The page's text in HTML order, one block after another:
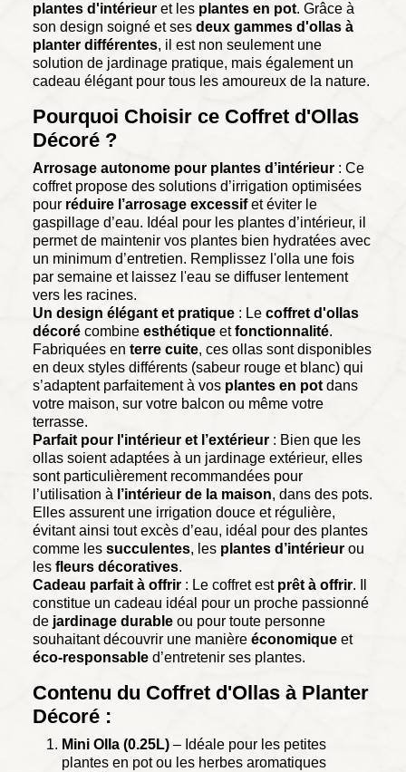
plantes d'intérieur et les plantes en pot. Grâce à
son design soigné et ses deux gammes d'ollas à
planter différentes, il est non seulement une
solution de jardinage pratique, mais également un
cadeau élégant pour tous les amoureux de la nature.
Pourquoi Choisir ce Coffret d'Ollas
Décoré ?
Arrosage autonome pour plantes d’intérieur : Ce
coffret propose des solutions d’irrigation optimisées
pour réduire l’arrosage excessifet éviter le
gaspillage d’eau. Idéal pour les plantes d’intérieur, il
permet de maintenir vos plantes bien hydratées avec
un minimum d’entretien. Remplissez l'olla une fois
par semaine et laissez l'eau se diffuser lentement
vers les racines.
Un design élégant et pratique : Le coffret d'ollas
décoré combine esthétique etfonctionnalité.
Fabriquées en terre cuite, ces ollas sont disponibles
en deux styles différents (sabeur rouge et blanc) qui
s’adaptent parfaitement à vos plantes en potdans
votre maison, sur votre balcon ou même votre
terrasse.
Parfait pour l'intérieur et l’extérieur : Bien que les
ollas soient adaptées à un jardinage extérieur, elles
sont particulièrement recommandées pour
l’utilisation à l’intérieur de la maison, dans des pots.
Elles assurent une irrigation douce et régulière,
évitant ainsi tout excès d’eau, idéal pour des plantes
comme les succulentes, les plantes d’intérieur ou
les fleurs décoratives.
Cadeau parfait à offrir : Le coffret est prêt à offrir. Il
constitue un cadeau idéal pour un proche passionné
de jardinage durable ou pour toute personne
souhaitant découvrir une manière économique et
éco-responsable d’entretenir ses plantes.
Contenu du Coffret d'Ollas à Planter
Décoré :
Mini Olla (0.25L) – Idéale pour les petites
plantes en pot ou les herbes aromatiques